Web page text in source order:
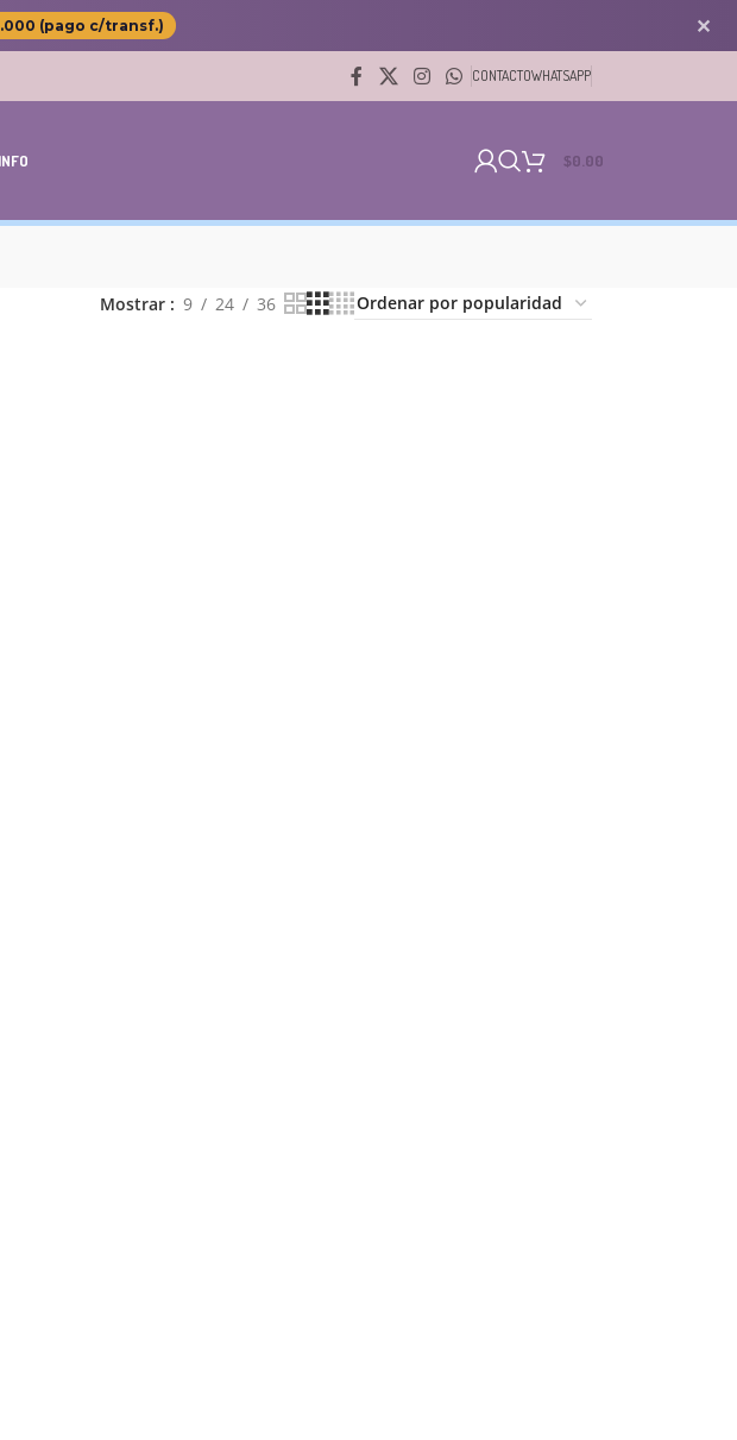
(pago c/transf.) ✕
CONTACTOWHATSAPP
INFO $0.00
Mostrar 9 24 36